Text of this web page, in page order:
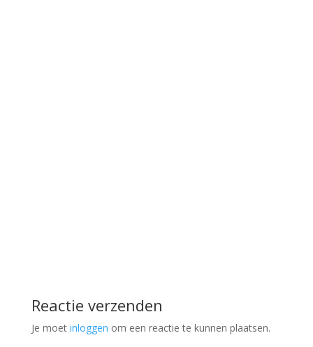
Reactie verzenden
Je moet inloggen om een reactie te kunnen plaatsen.